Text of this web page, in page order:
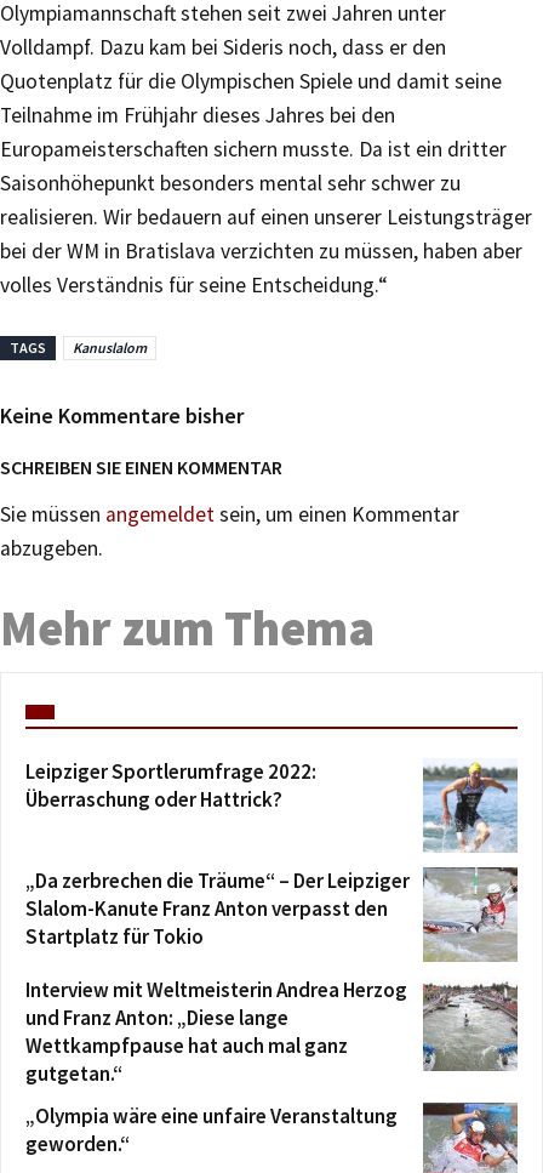
Olympiamannschaft stehen seit zwei Jahren unter
Volldampf. Dazu kam bei Sideris noch, dass er den
Quotenplatz für die Olympischen Spiele und damit seine
Teilnahme im Frühjahr dieses Jahres bei den
Europameisterschaften sichern musste. Da ist ein dritter
Saisonhöhepunkt besonders mental sehr schwer zu
realisieren. Wir bedauern auf einen unserer Leistungsträger
bei der WM in Bratislava verzichten zu müssen, haben aber
volles Verständnis für seine Entscheidung.“
TAGS Kanuslalom
Keine Kommentare bisher
SCHREIBEN SIE EINEN KOMMENTAR
Sie müssen angemeldetsein, um einen Kommentar
abzugeben.
Mehr zum Thema
Leipziger Sportlerumfrage 2022:
Überraschung oder Hattrick?
„Da zerbrechen die Träume“ – Der Leipziger
Slalom-Kanute Franz Anton verpasst den
Startplatz für Tokio
Interview mit Weltmeisterin Andrea Herzog
und Franz Anton: „Diese lange
Wettkampfpause hat auch mal ganz
gutgetan.“
„Olympia wäre eine unfaire Veranstaltung
geworden.“